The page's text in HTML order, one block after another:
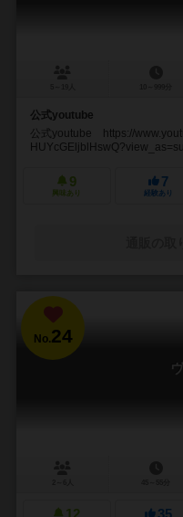
公式youtube
公式youtube https://
9
興味あり
7
経験あり
No.24